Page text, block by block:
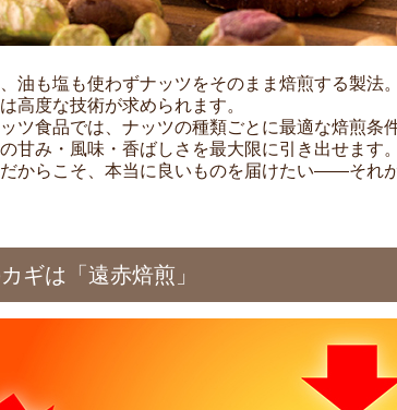
、油も塩も使わずナッツをそのまま焙煎する製
高度な技術が求められます。
ツ食品では、ナッツの種類ごとに最適な焙煎条
甘み・風味・香ばしさを最大限に引き出せます。
からこそ、本当に良いものを届けたい——それ
ギは「遠赤焙煎」